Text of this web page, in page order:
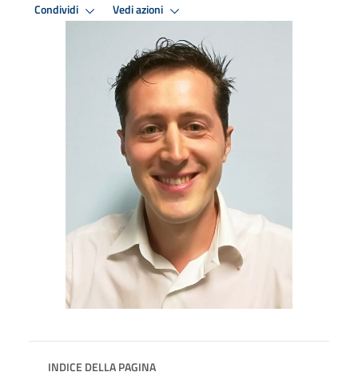
Condividi Vedi azioni
INDICE DELLA PAGINA